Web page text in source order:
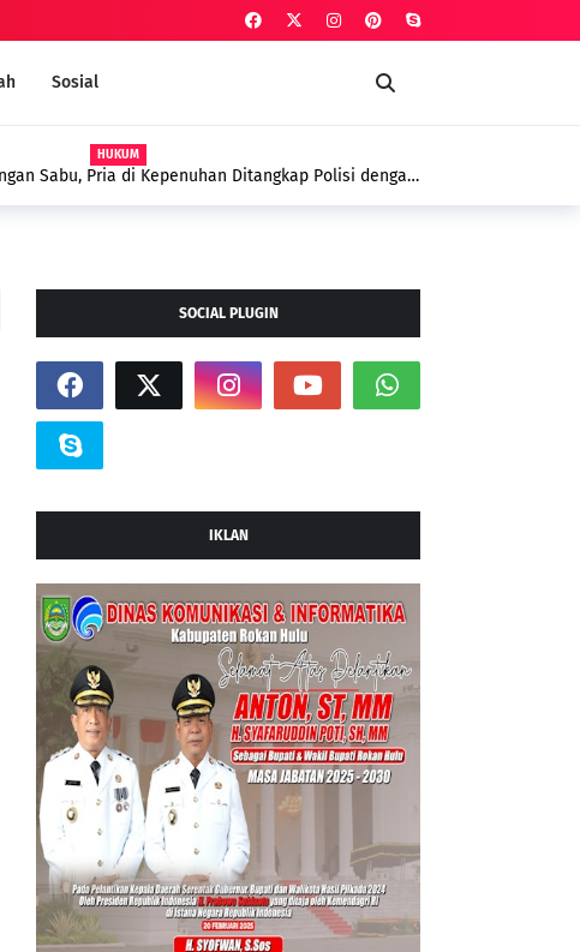
Sosial
HUKUM
Sabu, Pria di Kepenuhan Ditangkap Polisi dengan
SOCIAL PLUGIN
IKLAN